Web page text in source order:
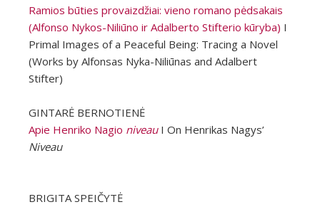
Ramios būties provaizdžiai: vieno romano pėdsakais
(Alfonso Nykos-Niliūno ir Adalberto Stifterio kūryba) I
Primal Images of a Peaceful Being: Tracing a Novel
(Works by Alfonsas Nyka-Niliūnas and Adalbert
Stifter)
GINTARĖ BERNOTIENĖ
Apie Henriko Nagio niveau I On Henrikas Nagys’
Niveau
BRIGITA SPEIČYTĖ